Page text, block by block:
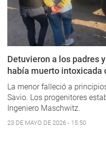
Detuvieron a los padres
había muerto intoxicada
La menor falleció a
Savio. Los progenitores
Ingeniero Maschwitz.
23 DE MAYO DE 2026 - 15:50